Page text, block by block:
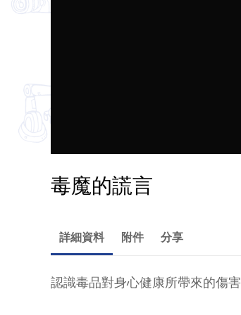
毒魔的謊言
詳細資料 附件 分享
認識毒品對身心健康所帶來的傷害